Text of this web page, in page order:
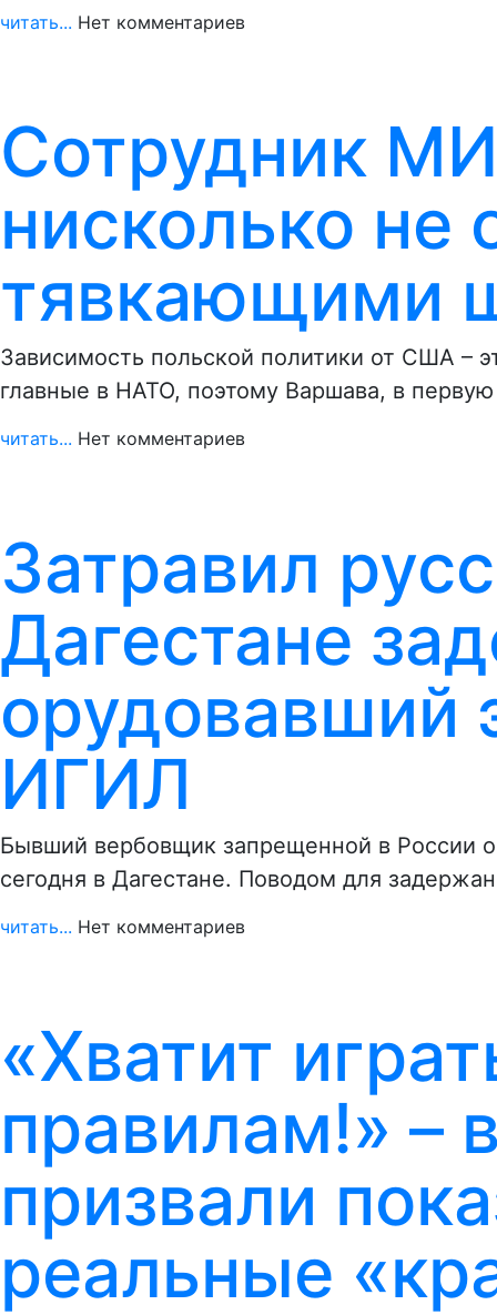
читать... Нет комментариев
Сотрудник
нисколько не
тявкающими
Зависимость польской политики от США –
главные в НАТО, поэтому Варшава, в
читать... Нет комментариев
Затравил
Дагестане
орудовавший
ИГИЛ
Бывший вербовщик запрещенной в России
сегодня в Дагестане. Поводом для
читать... Нет комментариев
«Хватит
правилам!» –
призвали
реальные